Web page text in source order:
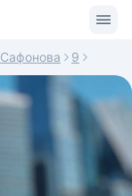
Сафонова 9